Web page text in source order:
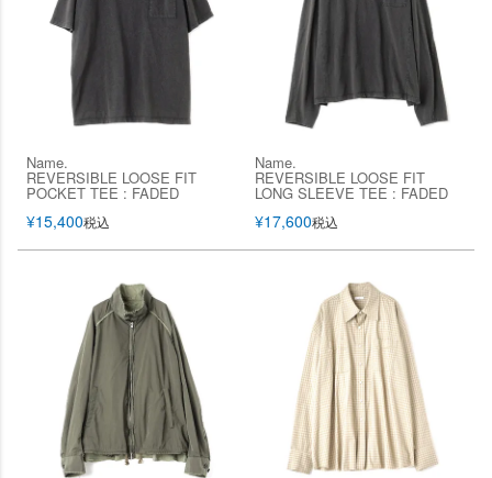
Name.
REVERSIBLE LOOSE FIT
POCKET TEE : FADED
¥15,400税込
Name.
REVERSIBLE LOOSE FIT
LONG SLEEVE TEE : FADED
¥17,600税込